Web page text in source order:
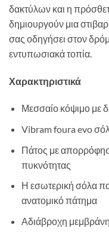
δακτύλων και η
δημιουργούν μια
σας οδηγήσει στον
εντυπωσιακά τοπία.
Χαρακτηριστικά
Μεσσαίο κόψιμο με
Vibram foura evo
Πάτος με
πυκνότητας
Η εσωτερική σόλα
ανατομικό πάτημα
Αδιάβροχη